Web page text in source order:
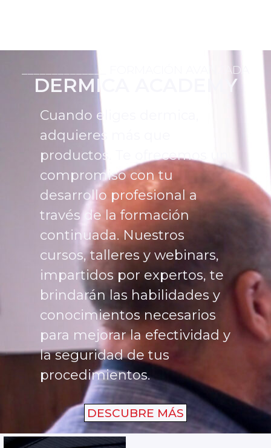
______________ FORMACIÓN AVANZADA
DERMICA ACADEMY
Cuando eliges dermica,
adquieres más que
productos. Te ofrecemos un
compromiso con tu
desarrollo profesional a
través de la formación
continuada. Nuestros
cursos, talleres y webinars,
impartidos por expertos, te
brindarán las habilidades y
conocimientos necesarios
para mejorar la efectividad y
la seguridad de tus
procedimientos.
DESCUBRE MÁS